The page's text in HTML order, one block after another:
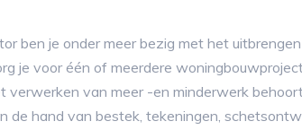
ben je onder meer bezig met het
je voor één of meerdere
verwerken van meer -en minderwerk
de hand van bestek, tekeningen,